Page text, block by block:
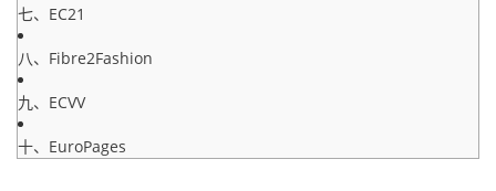
七、EC21
八、Fibre2Fashion
九、ECVV
十、EuroPages